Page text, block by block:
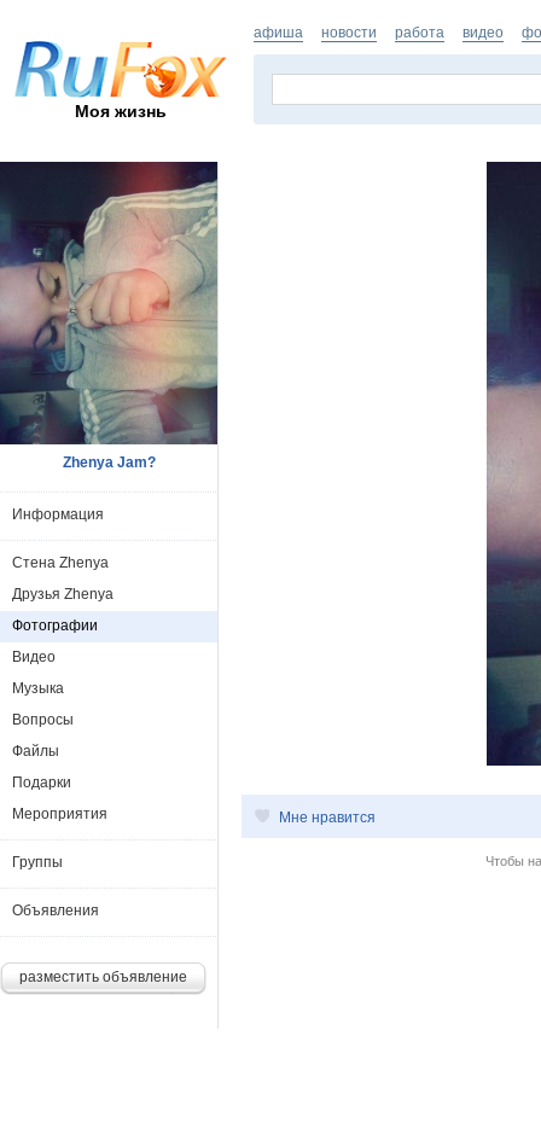
Моя жизнь
афиша новости работа видео
Мне нравится
Чтобы
Zhenya Jam?
Информация
Стена Zhenya
Друзья Zhenya
Фотографии
Видео
Музыка
Вопросы
Файлы
Подарки
Мероприятия
Группы
Объявления
разместить объявление